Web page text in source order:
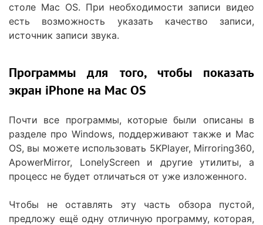
столе Mac OS. При необходимости записи видео
есть возможность указать качество записи,
источник записи звука.
Программы для того, чтобы показать
экран iPhone на Mac OS
Почти все программы, которые были описаны в
разделе про Windows, поддерживают также и Mac
OS, вы можете использовать 5KPlayer, Mirroring360,
ApowerMirror, LonelyScreen и другие утилиты, а
процесс не будет отличаться от уже изложенного.
Чтобы не оставлять эту часть обзора пустой,
предложу ещё одну отличную программу, которая,